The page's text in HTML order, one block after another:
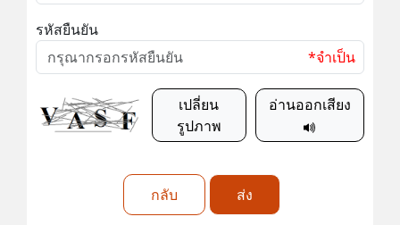
รหัสยืนยัน
*จำเป็น
เปลี่ยน
รูปภาพ
อ่านออกเสียง
กลับ ส่ง